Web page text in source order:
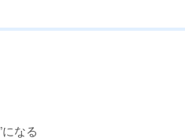
なる